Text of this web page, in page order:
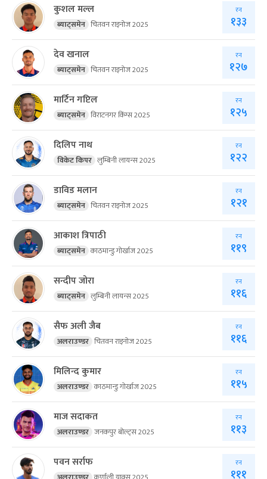
कुशल मल्ल
ब्याट्समेन चितवन राइनोज 2025
रन
१३३
देव खनाल
ब्याट्समेन चितवन राइनोज 2025
रन
१२७
मार्टिन गप्टिल
ब्याट्समेन विराटनगर किंग्स 2025
रन
१२५
दिलिप नाथ
विकेट किपर लुम्बिनी लायन्स 2025
रन
१२२
डाविड मलान
ब्याट्समेन चितवन राइनोज 2025
रन
१२१
आकाश त्रिपाठी
ब्याट्समेन काठमान्डु गोर्खाज 2025
रन
११९
सन्दीप जोरा
ब्याट्समेन लुम्बिनी लायन्स 2025
रन
११६
सैफ अली जैब
अलराउण्डर चितवन राइनोज 2025
रन
११६
मिलिन्द कुमार
अलराउण्डर काठमान्डु गोर्खाज 2025
रन
११५
माज सदाकत
अलराउण्डर जनकपुर बोल्ट्स 2025
रन
११३
पवन सर्राफ रन
१११